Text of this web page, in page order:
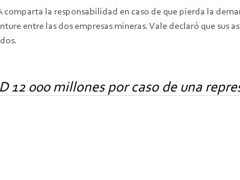
la responsabilidad en caso de que pierda la
entre las dos empresas mineras. Vale declaró que sus
12 000 millones por caso de una